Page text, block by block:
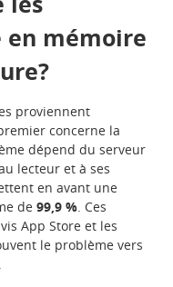
en mémoire
proviennent
concerne la
dépend du serveur
lecteur et à ses
en avant une
de99,9 %. Ces
App Store et les
le problème vers